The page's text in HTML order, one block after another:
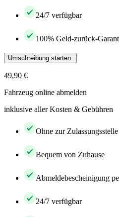
24/7 verfügbar
100% Geld-zurück-
Umschreibung starten
49,90 €
Fahrzeug online abmelden
inklusive aller Kosten & Gebühren
Ohne zur
Bequem von Zuhause
Abmeldebescheinigung
24/7 verfügbar